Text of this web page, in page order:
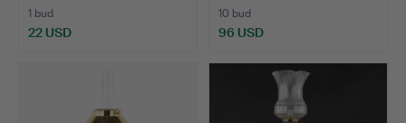
1 bud
22 USD
10 bud
96 USD